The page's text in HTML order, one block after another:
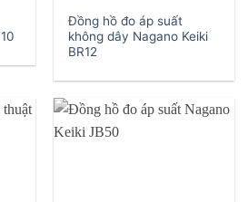
Đồng hồ đo áp suất
không dây Nagano Keiki
BR12